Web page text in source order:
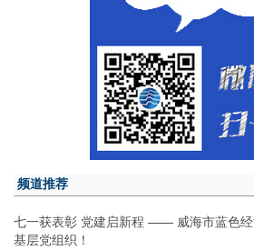
频道推荐
七一获表彰 党建启新程 —— 威海市蓝色
基层党组织！